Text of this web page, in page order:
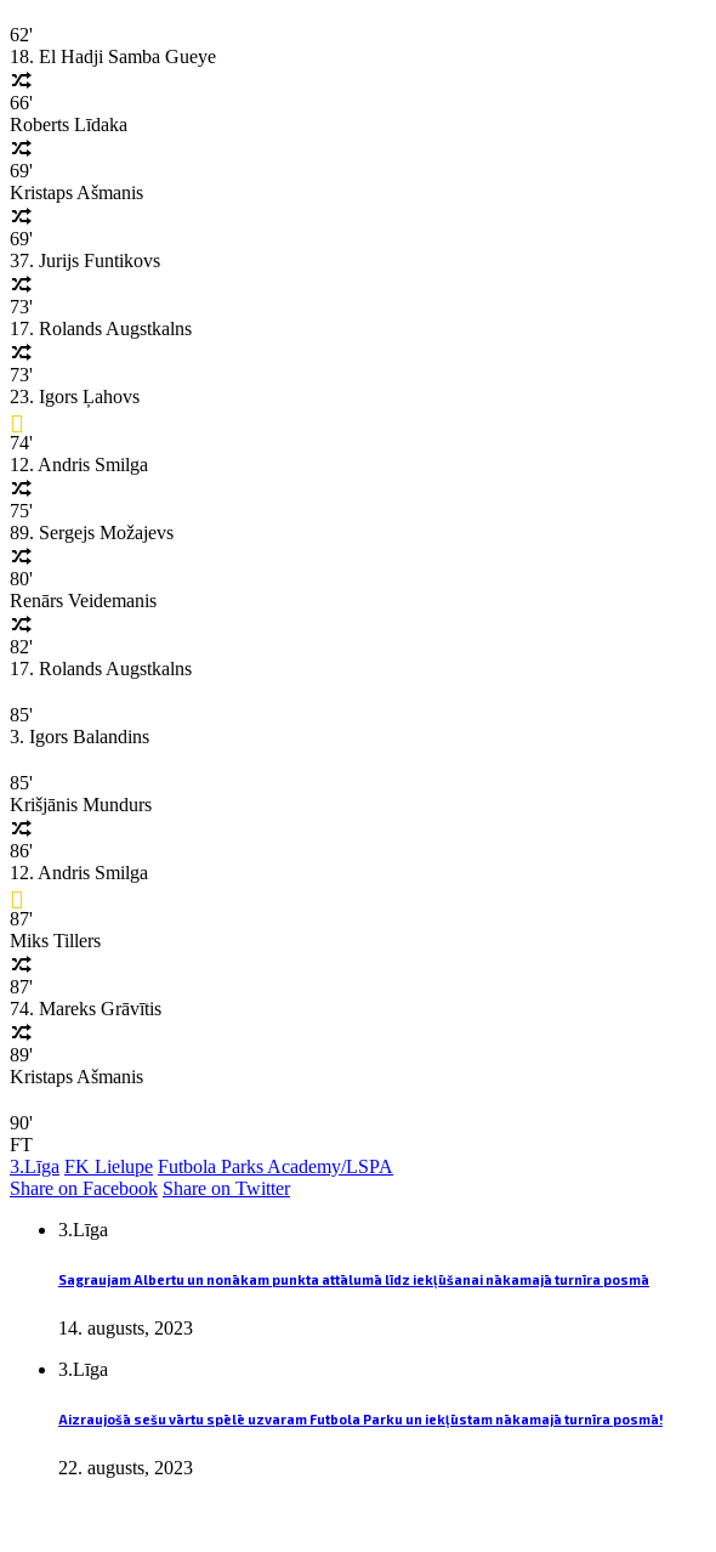
62'
18. El Hadji Samba Gueye
66'
Roberts Līdaka
69'
Kristaps Ašmanis
69'
37. Jurijs Funtikovs
73'
17. Rolands Augstkalns
73'
23. Igors Ļahovs
74'
12. Andris Smilga
75'
89. Sergejs Možajevs
80'
Renārs Veidemanis
82'
17. Rolands Augstkalns
85'
3. Igors Balandins
85'
Krišjānis Mundurs
86'
12. Andris Smilga
87'
Miks Tillers
87'
74. Mareks Grāvītis
89'
Kristaps Ašmanis
90'
FT
3.Līga FK Lielupe Futbola Parks Academy/LSPA
Share on Facebook Share on Twitter
3.Līga
Sagraujam Albertu un nonākam punkta attālumā līdz iekļūšanai nākamajā turnīra posmā
14. augusts, 2023
3.Līga
Aizraujošā sešu vārtu spēlē uzvaram Futbola Parku un iekļūstam nākamajā turnīra posmā!
22. augusts, 2023